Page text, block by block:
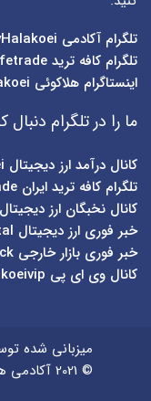
تلگرام آکادمی
تلگرام کافه ترید
اینستاگرام هلاکوئی
ما را در تلگرام دنبال
کانال درآمد ارز دیجیتال
تلگرام کافه ترید ایران
کانال نخبگان ارز دیجیتال
خبر فوری ارز دیجیتال
خبر فوری بازار خارجی
کانال وی ای پی
میزبانی شده
© 2021 آکادمی هلاکوئی. تمامی حقوق محفوظ است.